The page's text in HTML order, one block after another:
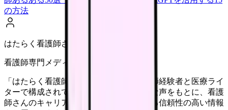
の方法
はたらく看護師さん編集部
看護師専門メディア
「はたらく看護師さん」編集部は、看護師経験者と医療ライ
ターで構成されています。現場のリアルな声をもとに、看護
師さんのキャリア・転職・働き方に関する信頼性の高い情報